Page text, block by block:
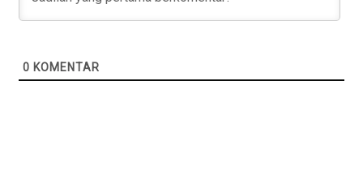
0 KOMENTAR